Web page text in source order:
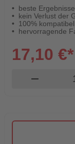
beste Ergebnisse
kein Verlust der
100%
hervorragende
17,10 €*
remove